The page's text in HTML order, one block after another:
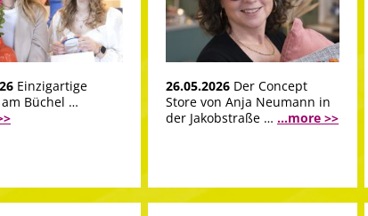
Einzigartige
Büchel …
26.05.2026 Der Concept
Store von Anja Neumann in
der Jakobstraße … ...more >>